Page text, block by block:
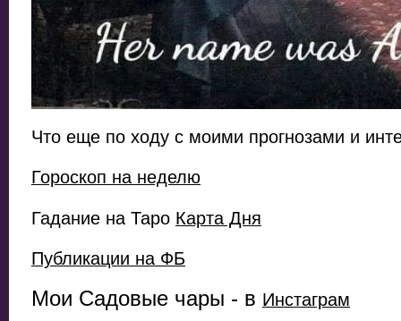
Что еще по ходу с моими прогнозами и
Гороскоп на неделю
Гадание на Таро Карта Дня
Публикации на ФБ
Мои Садовые чары - в Инстаграм